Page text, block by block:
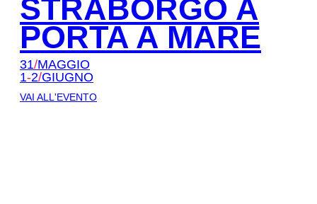
STRABORGO A
PORTA A MARE
31/MAGGIO
1-2/GIUGNO
VAI ALL'EVENTO